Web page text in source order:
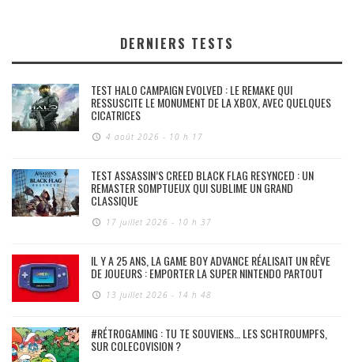
DERNIERS TESTS
TEST HALO CAMPAIGN EVOLVED : LE REMAKE QUI
RESSUSCITE LE MONUMENT DE LA XBOX, AVEC QUELQUES
CICATRICES
4 août 2026 - 10 h 17
TEST ASSASSIN’S CREED BLACK FLAG RESYNCED : UN
REMASTER SOMPTUEUX QUI SUBLIME UN GRAND
CLASSIQUE
17 juillet 2026 - 10 h 37
IL Y A 25 ANS, LA GAME BOY ADVANCE RÉALISAIT UN RÊVE
DE JOUEURS : EMPORTER LA SUPER NINTENDO PARTOUT
13 juillet 2026 - 14 h 48
#RÉTROGAMING : TU TE SOUVIENS… LES SCHTROUMPFS,
SUR COLECOVISION ?